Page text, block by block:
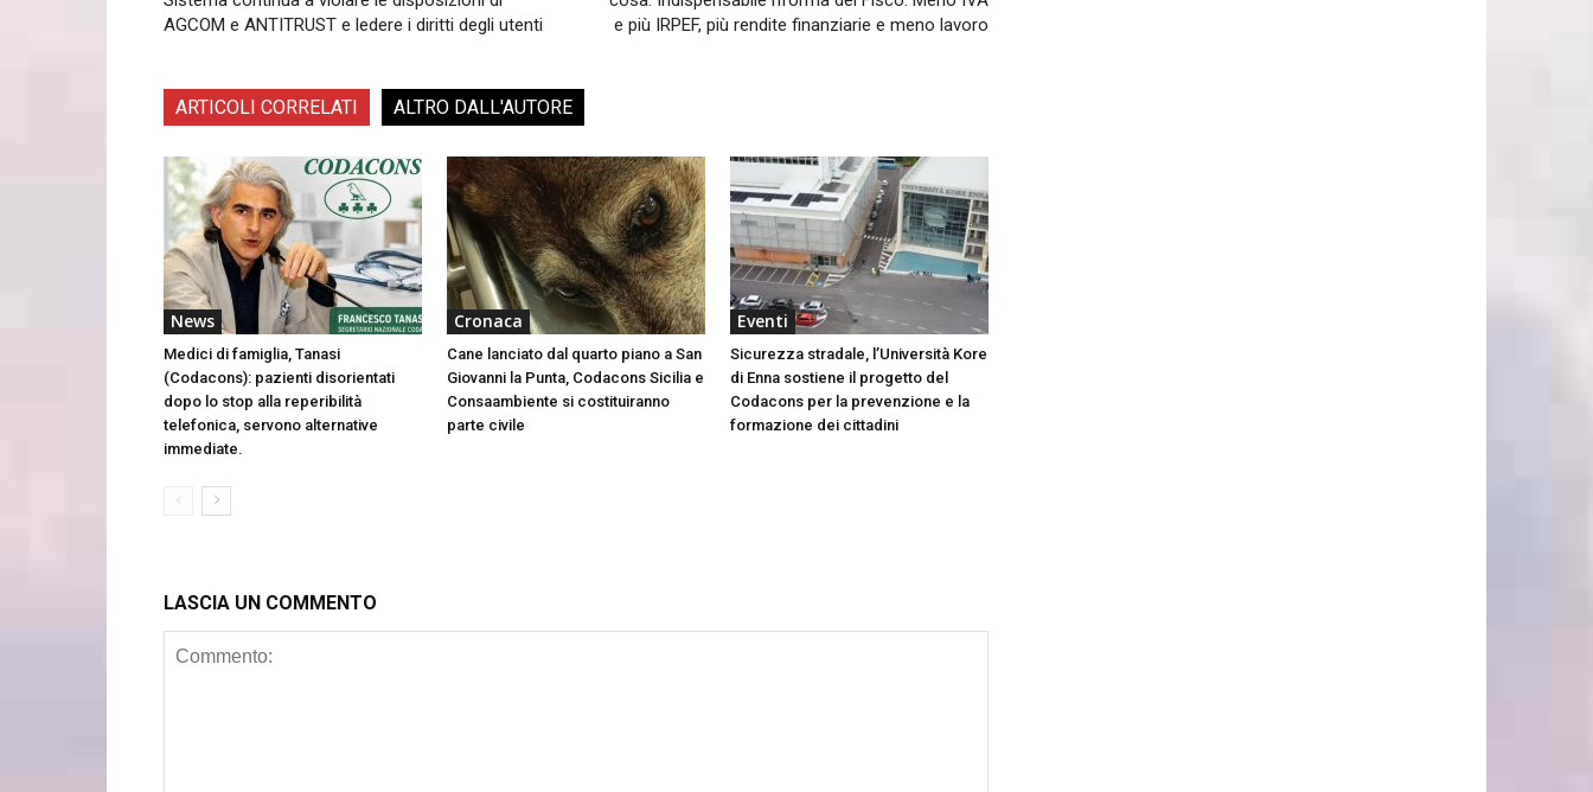
AGCOM e ANTITRUST e ledere i diritti degli utenti
e più IRPEF, più rendite finanziarie e meno lavoro
ARTICOLI CORRELATI ALTRO DALL'AUTORE
News
Medici di famiglia, Tanasi
(Codacons): pazienti disorientati
dopo lo stop alla reperibilità
telefonica, servono alternative
immediate.
Cronaca
Cane lanciato dal quarto piano a San
Giovanni la Punta, Codacons Sicilia e
Consaambiente si costituiranno
parte civile
Eventi
Sicurezza stradale, l’Università Kore
di Enna sostiene il progetto del
Codacons per la prevenzione e la
formazione dei cittadini
LASCIA UN COMMENTO